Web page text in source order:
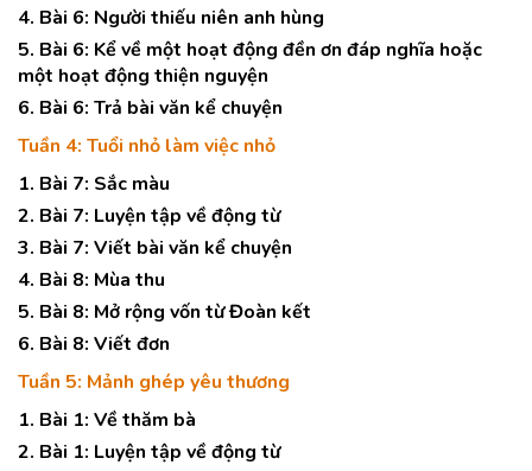
4. Bài 6: Người thiếu niên anh hùng
5. Bài 6: Kể về một hoạt động đền ơn đáp nghĩa hoặc
một hoạt động thiện nguyện
6. Bài 6: Trả bài văn kể chuyện
Tuần 4: Tuổi nhỏ làm việc nhỏ
1. Bài 7: Sắc màu
2. Bài 7: Luyện tập về động từ
3. Bài 7: Viết bài văn kể chuyện
4. Bài 8: Mùa thu
5. Bài 8: Mở rộng vốn từ Đoàn kết
6. Bài 8: Viết đơn
Tuần 5: Mảnh ghép yêu thương
1. Bài 1: Về thăm bà
2. Bài 1: Luyện tập về động từ